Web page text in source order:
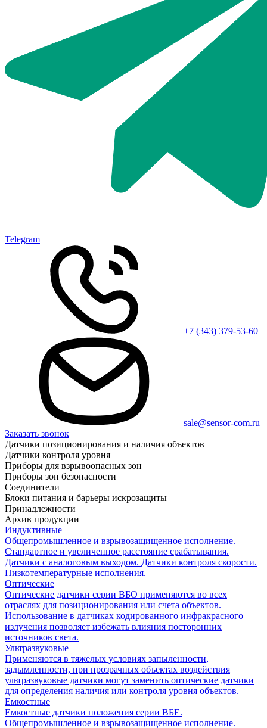
Telegram
+7 (343) 379-53-60
sale@sensor-com.ru
Заказать звонок
Датчики позиционирования и наличия объектов
Датчики контроля уровня
Приборы для взрывоопасных зон
Приборы зон безопасности
Соединители
Блоки питания и барьеры искрозащиты
Принадлежности
Архив продукции
Индуктивные
Общепромышленное и взрывозащищенное исполнение.
Стандартное и увеличенное расстояние срабатывания.
Датчики с аналоговым выходом. Датчики контроля скорости.
Низкотемпературные исполнения.
Оптические
Оптические датчики серии ВБО применяются во всех
отраслях для позиционирования или счета объектов.
Использование в датчиках кодированного инфракрасного
излучения позволяет избежать влияния посторонних
источников света.
Ультразвуковые
Применяются в тяжелых условиях запыленности,
задымленности, при прозрачных объектах воздействия
ультразвуковые датчики могут заменить оптические датчики
для определения наличия или контроля уровня объектов.
Емкостные
Емкостные датчики положения серии ВБЕ.
Общепромышленное и взрывозащищенное исполнение.